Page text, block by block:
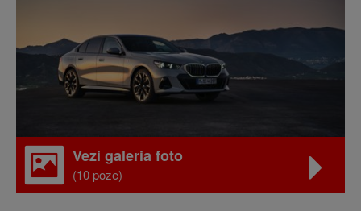
Vezi galeria foto
(10 poze)